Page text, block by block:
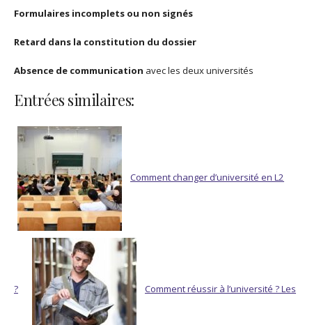
Formulaires incomplets ou non signés
Retard dans la constitution du dossier
Absence de communication avec les deux universités
Entrées similaires:
Comment changer d’université en L2
? Comment réussir à l’université ? Les